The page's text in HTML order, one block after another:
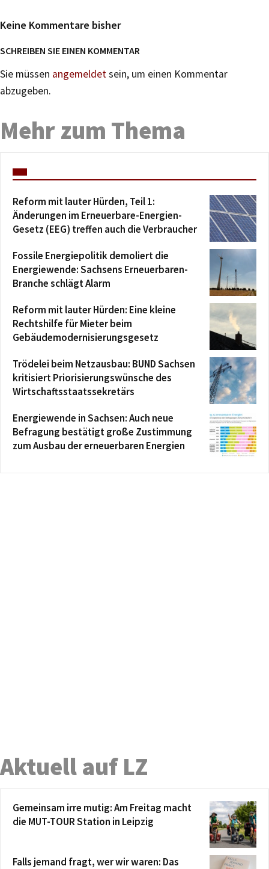
Keine Kommentare bisher
SCHREIBEN SIE EINEN KOMMENTAR
Sie müssen angemeldetsein, um einen Kommentar
abzugeben.
Mehr zum Thema
Reform mit lauter Hürden, Teil 1:
Änderungen im Erneuerbare-Energien-
Gesetz (EEG) treffen auch die Verbraucher
Fossile Energiepolitik demoliert die
Energiewende: Sachsens Erneuerbaren-
Branche schlägt Alarm
Reform mit lauter Hürden: Eine kleine
Rechtshilfe für Mieter beim
Gebäudemodernisierungsgesetz
Trödelei beim Netzausbau: BUND Sachsen
kritisiert Priorisierungswünsche des
Wirtschaftsstaatssekretärs
Energiewende in Sachsen: Auch neue
Befragung bestätigt große Zustimmung
zum Ausbau der erneuerbaren Energien
Aktuell auf LZ
Gemeinsam irre mutig: Am Freitag macht
die MUT-TOUR Station in Leipzig
Falls jemand fragt, wer wir waren: Das